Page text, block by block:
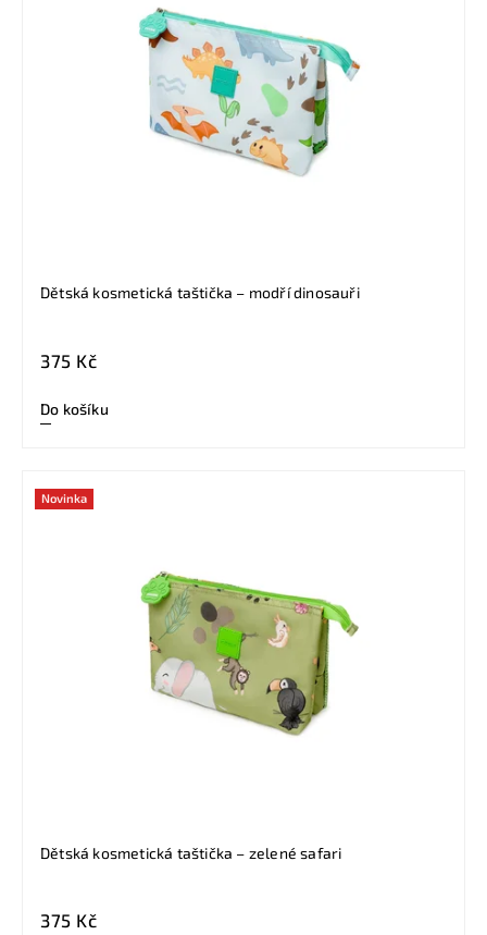
Dětská kosmetická taštička – modří dinosauři
375 Kč
Do košíku
Novinka
Dětská kosmetická taštička – zelené safari
375 Kč